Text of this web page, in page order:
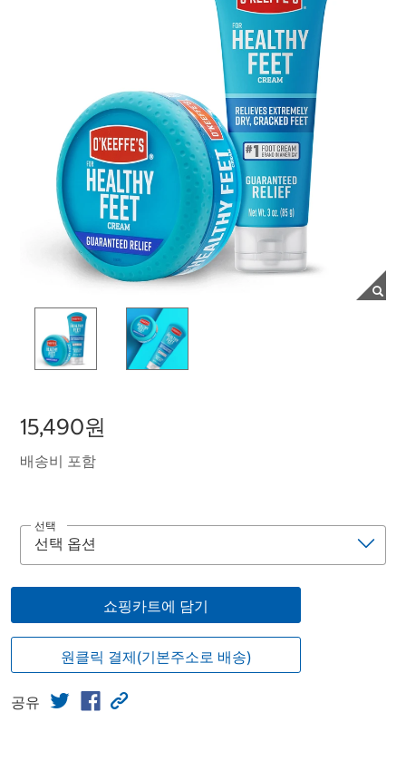
15,490원
배송비 포함
선택
쇼핑카트에 담기
원클릭 결제(기본주소로 배송)
공유